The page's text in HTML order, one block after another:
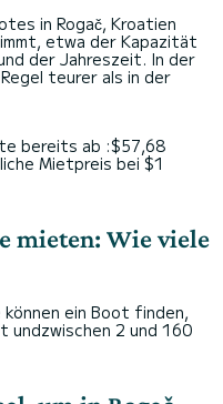
in Rogač, Kroatien
etwa der Kapazität
der Jahreszeit. In der
teurer als in der
bereits ab :$57,68
Mietpreis bei $1
mieten: Wie viele
können ein Boot finden,
undzwischen 2 und 160